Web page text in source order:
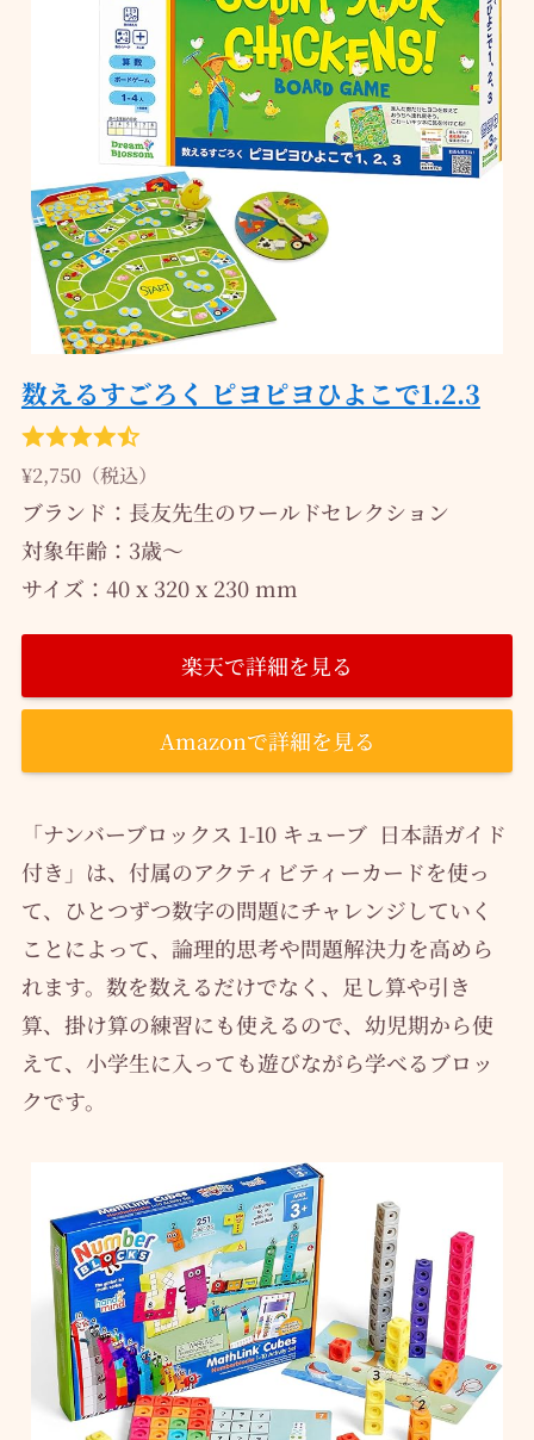
数えるすごろく ピヨピヨひよこで1.2.3
¥2,750（税込）
ブランド：長友先生のワールドセレクション
対象年齢：‎3歳～
サイズ：40 x 320 x 230 mm
楽天で詳細を見る
Amazonで詳細を見る
「ナンバーブロックス 1-10 キューブ 日本語ガイド
付き」は、付属のアクティビティーカードを使っ
て、ひとつずつ数字の問題にチャレンジしていく
ことによって、論理的思考や問題解決力を高めら
れます。数を数えるだけでなく、足し算や引き
算、掛け算の練習にも使えるので、幼児期から使
えて、小学生に入っても遊びながら学べるブロッ
クです。